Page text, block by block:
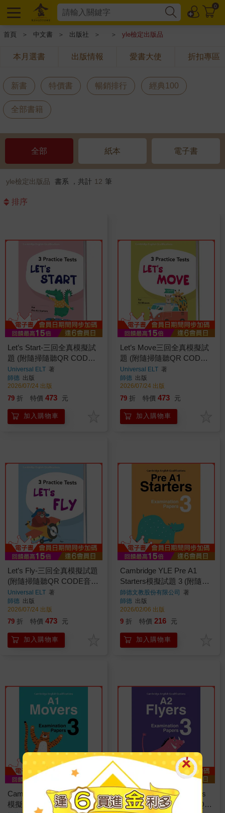
0
首頁 ＞ 中文書 ＞ 出版社 ＞ ＞ yle檢定出版品
本月選書 出版情報 愛書大使 折扣專區
新書 特價書 暢銷排行 經典100
全部書籍
全部 紙本 電子書
yle檢定出版品 書系 ，共計 12 筆
排序
Let’s Start-三回全真模擬試
題 (附隨掃隨聽QR CODE
音檔) (Pre-A1 Starters)
Universal ELT 著
師德 出版
2026/07/24 出版
79 折 特價 473 元
加入購物車
Let’s Move三回全真模擬試
題 (附隨掃隨聽QR CODE
音檔) (A1 Movers)
Universal ELT 著
師德 出版
2026/07/24 出版
79 折 特價 473 元
加入購物車
Let’s Fly-三回全真模擬試題
(附隨掃隨聽QR CODE音
檔) (A2 Flyers)
Universal ELT 著
師德 出版
2026/07/24 出版
79 折 特價 473 元
加入購物車
Cambridge YLE Pre A1
Starters模擬試題 3 (附隨掃
隨聽QR CODE音檔) (Pre-
A1 Starters)
師德文教股份有限公司
著
師德 出版
2026/02/06 出版
9 折 特價 216 元
加入購物車
Cambridge YLE A1 Movers
模擬試題 3 (附隨掃隨聽QR
Cambridge YLE A2 Flyers
模擬試題 3 (附隨掃隨聽QR